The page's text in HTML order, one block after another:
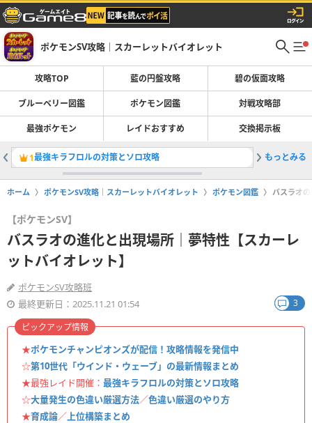
ポケモンSV攻略｜スカーレットバイオレット
攻略TOP 藍の円盤攻略 碧の仮面攻略
ブルーベリー図鑑 ポケモン図鑑 対戦攻略部
最強ポケモン レイドおすすめ 交換掲示板
1最強キラフロルの対策とソロ攻略 2ストー
もっとみる
ホーム ポケモンSV攻略｜スカーレットバイオレット ポケモン図鑑 バスラオ
【ポケモンSV】
バスラオの進化と出現場所｜夢特性【スカーレ
ットバイオレット】
ポケモンSV攻略班
最終更新日：2025.11.21 01:54
3
★ポケモンチャンピオンズが配信！攻略情報を発信中
☆第10世代「ウインド・ウェーブ」の最新情報まとめ
★最強レイド開催： 最強キラフロルの対策とソロ攻略
☆大量発生の色違い厳選方法／色違い厳選のやり方
★育成論／ 上位構築まとめ
ピックアップ情報